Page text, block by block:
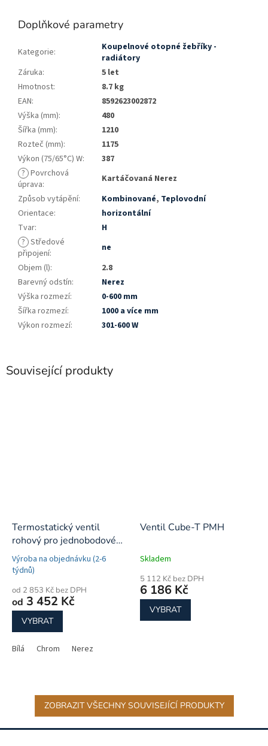
Související produkty
Termostatický ventil
rohový pro jednobodové
připojení
Výroba na objednávku (2-6
týdnů)
od 2 853 Kč bez DPH
od 3 452 Kč
VYBRAT
Bílá Chrom Nerez
Ventil Cube-T PMH
Skladem
5 112 Kč bez DPH
6 186 Kč
VYBRAT
ZOBRAZIT VŠECHNY SOUVISEJÍCÍ PRODUKTY
Doplňkové parametry
Kategorie:
Koupelnové otopné žebříky -
radiátory
Záruka:
5 let
Hmotnost:
8.7 kg
EAN:
8592623002872
Výška (mm):
480
Šířka (mm):
1210
Rozteč (mm):
1175
Výkon (75/65°C) W:
387
? Povrchová
úprava:
Kartáčovaná Nerez
Způsob vytápění: Kombinované, Teplovodní
Orientace:
horizontální
Tvar:
H
? Středové
připojení:
ne
Objem (l):
2.8
Barevný odstín:
Nerez
Výška rozmezí:
0-600 mm
Šířka rozmezí:
1000 a více mm
Výkon rozmezí: 301-600 W
Z